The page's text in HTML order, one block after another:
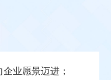
业愿景迈进；